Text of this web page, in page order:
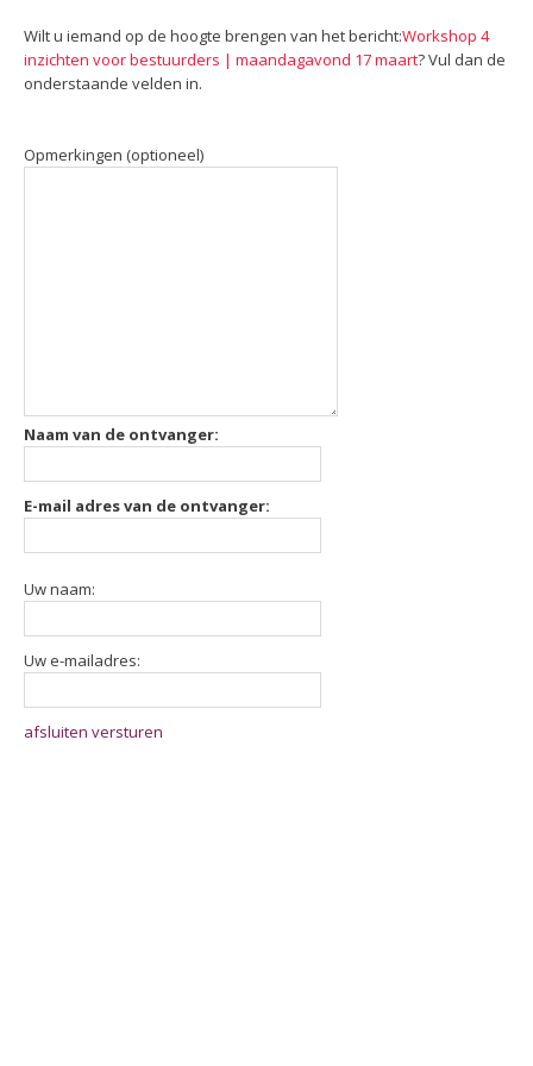
Wilt u iemand op de hoogte brengen van het bericht:Workshop 4
inzichten voor bestuurders | maandagavond 17 maart? Vul dan de
onderstaande velden in.
Opmerkingen (optioneel)
Naam van de ontvanger:
E-mail adres van de ontvanger:
Uw naam:
Uw e-mailadres:
afsluiten versturen